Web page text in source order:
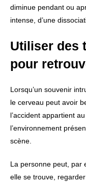
diminue pendant ou
intense, d’une
Utiliser des
pour
Lorsqu’un souvenir
le cerveau peut avoir
l’accident appartient
l’environnement
scène.
La personne peut, par
elle se trouve,